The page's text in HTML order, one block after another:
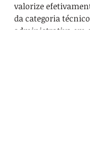
valorize
da categoria
administrativa em